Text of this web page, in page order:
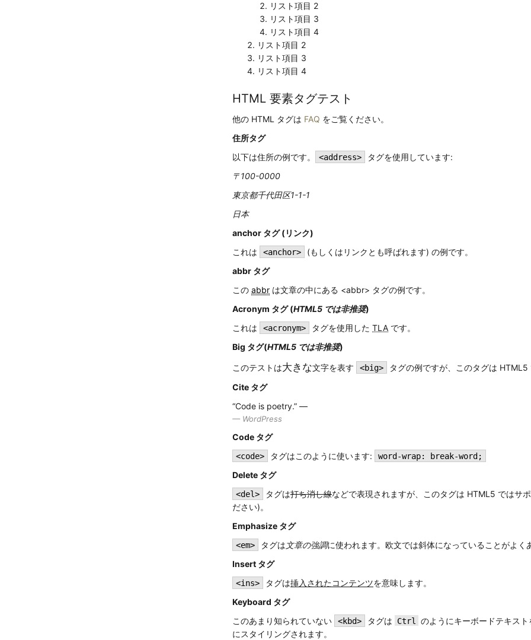
リスト項目 2
リスト項目 3
リスト項目 4
リスト項目 2
リスト項目 3
リスト項目 4
HTML 要素タグテスト
他の HTML タグは FAQ をご覧ください。
住所タグ
以下は住所の例です。
<address>
タグを使用しています:
〒100-0000
東京都千代田区1-1-1
日本
anchor タグ (リンク)
これは
<anchor>
(もしくはリンクとも呼ばれます) の例です。
abbr タグ
この abbr は文章の中にある <abbr> タグの例です。
Acronym タグ (HTML5 では非推奨)
これは
<acronym> タグを使用した TLA です。
Big タグ(HTML5 では非推奨)
このテストは大きな文字を表す <big>
タグの例ですが、このタグは HTML5
Cite タグ
“Code is poetry.” —
WordPress
Code タグ
<code> タグはこのように使います: word-wrap: break-word;
Delete タグ
<del> タグは打ち消し線などで表現されますが、このタグは HTML5 ではサ
ださい)。
Emphasize タグ
<em> タグは文章の強調に使われます。欧文では斜体になっていることがよく
Insert タグ
<ins> タグは挿入されたコンテンツを意味します。
Keyboard タグ
このあまり知られていない
<kbd> タグは Ctrl のようにキーボードテキスト
にスタイリングされます。